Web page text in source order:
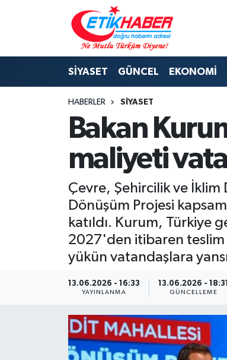
SİYASET GÜNCEL EKONOMİ
HABERLER SİYASET
Bakan
maliyeti
Çevre, Şehircilik ve İklim
Dönüşüm Projesi
katıldı. Kurum,
2027'den itibaren teslim
yükün vatandaşlara
13.06.2026 - 16:33
YAYINLANMA
13.06.2026 - 18:31
GÜNCELLEME
BİLİM-TEKNOLOJİ
DIŞ POLİTİKA
EĞİTİM GENÇLİK
EKONOMİ
KÖŞE YAZILARI
KÜLTÜR-SANAT-MAGAZİN
ÖZEL HABER
RÖPORTAJLAR
SAĞLIK
Nöbetçi Eczaneler
Hava Durumu
İstanbul Namaz Vakitleri
Trafik Durumu
Süper Lig Puan Durumu ve Fikstür
Tüm Manşetler
Son Dakika Haberleri
Haber Arşivi